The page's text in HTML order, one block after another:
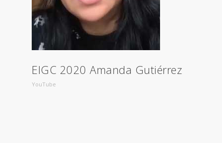
EIGC 2020 Amanda Gutiérrez
YouTube